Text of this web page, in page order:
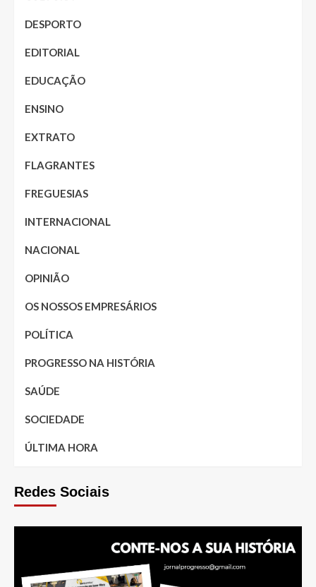
DESPORTO
EDITORIAL
EDUCAÇÃO
ENSINO
EXTRATO
FLAGRANTES
FREGUESIAS
INTERNACIONAL
NACIONAL
OPINIÃO
OS NOSSOS EMPRESÁRIOS
POLÍTICA
PROGRESSO NA HISTÓRIA
SAÚDE
SOCIEDADE
ÚLTIMA HORA
Redes Sociais